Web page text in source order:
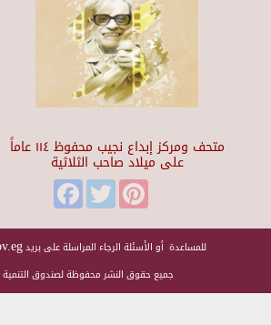
متحف ومركز إبداع نجيب محفوظ ١١٤ عاماً
على ميلاد صاحب الثلاثية
FacebookTwitter
للمساعدة أو الأسئلة الرجاء المراسلة على بريد
جميع حقوق النشر محفوظة لصندوق التنمية